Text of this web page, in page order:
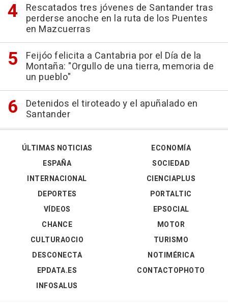
Rescatados tres jóvenes de Santander tras
perderse anoche en la ruta de los Puentes
en Mazcuerras
Feijóo felicita a Cantabria por el Día de la
Montaña: "Orgullo de una tierra, memoria de
un pueblo"
Detenidos el tiroteado y el apuñalado en
Santander
ÚLTIMAS NOTICIAS
ESPAÑA
INTERNACIONAL
DEPORTES
VÍDEOS
ECONOMÍA
SOCIEDAD
CIENCIAPLUS
PORTALTIC
EPSOCIAL
CHANCE
CULTURAOCIO
DESCONECTA
EPDATA.ES
INFOSALUS
MOTOR
TURISMO
NOTIMÉRICA
CONTACTOPHOTO